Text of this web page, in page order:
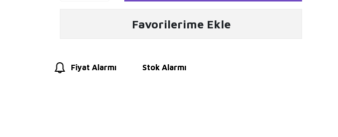
Favorilerime Ekle
Fiyat Alarmı Stok Alarmı